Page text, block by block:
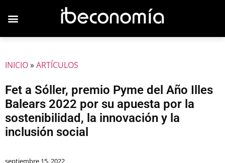
INICIO»ARTÍCULOS
Fet a Sóller, premio Pyme del Año Illes
Balears 2022 por su apuesta por la
sostenibilidad, la innovación y la
inclusión social
septiembre 15, 2022